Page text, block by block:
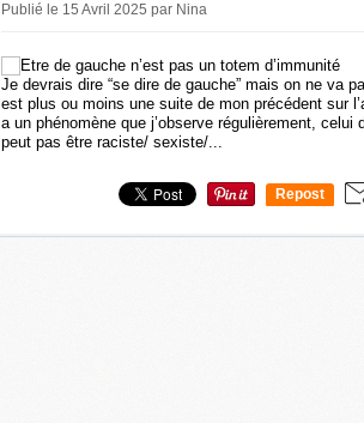
Publié le 15 Avril 2025 par Nina
Je devrais dire “se dire de gauche” mais on ne va
est plus ou moins une suite de mon précédent sur
a un phénomène que j’observe régulièrement, celui
peut pas être raciste/ sexiste/...
Repost